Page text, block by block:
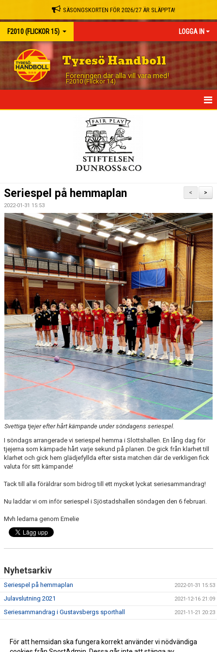
SÄSONGSKORTEN FÖR 2026/27 ÄR SLÄPPTA!
F2010 (FLICKOR 15) LOGGA IN
Tyresö Handboll
Föreningen där alla vill vara med!
F2010 (Flickor 14)
TRUPPEN
KONTAKT
>
<
Seriespel på hemmaplan
2022-01-31 15:53
Svettiga tjejer efter hårt kämpande under söndagens seriespel.
I söndags arrangerade vi seriespel hemma i Slottshallen. En lång dag för
tjejerna som kämpade hårt varje sekund på planen. De gick från klarhet till
klarhet och gick hem glädjefyllda efter sista matchen där de verkligen fick
valuta för sitt kämpande!
Tack till alla föräldrar som bidrog till ett mycket lyckat seriesammandrag!
Nu laddar vi om inför seriespel i Sjöstadshallen söndagen den 6 februari.
Mvh ledarna genom Emelie
Nyhetsarkiv
Seriespel på hemmaplan 2022-01-31 15:53
Julavslutning 2021 2021-12-16 21:09
Seriesammandrag i Gustavsbergs sporthall 2021-11-21 20:23
Tumbaspelen 2020 2020-01-06 16:03
För att hemsidan ska fungera korrekt använder vi nödvändiga